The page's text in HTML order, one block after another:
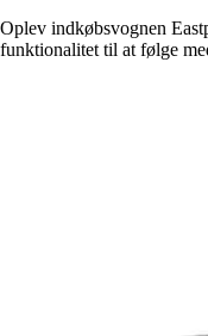
Oplev indkøbsvognen
funktionalitet til at følge